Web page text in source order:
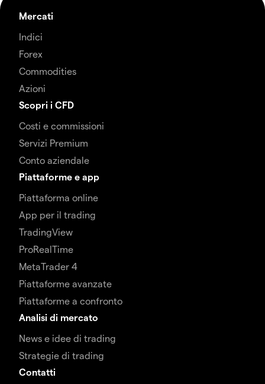
Mercati
Indici
Forex
Commodities
Azioni
Scopri i CFD
Costi e commissioni
Servizi Premium
Conto aziendale
Piattaforme e app
Piattaforma online
App per il trading
TradingView
ProRealTime
MetaTrader 4
Piattaforme avanzate
Piattaforme a confronto
Analisi di mercato
News e idee di trading
Strategie di trading
Contatti